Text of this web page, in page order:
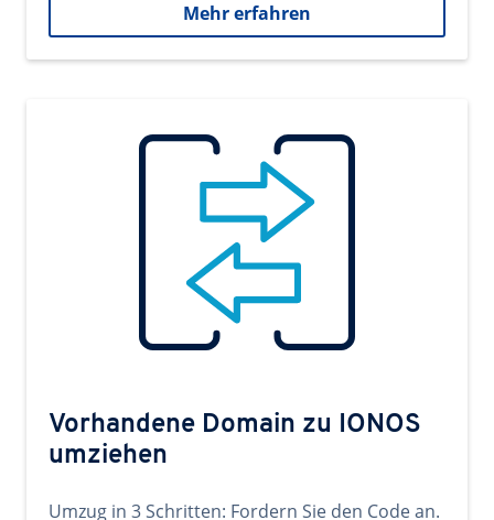
Mehr erfahren
Vorhandene Domain zu IONOS
umziehen
Umzug in 3 Schritten: Fordern Sie den Code an.